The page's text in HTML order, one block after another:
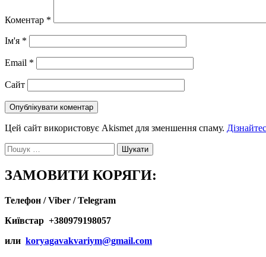
Коментар *
Ім'я *
Email *
Сайт
Цей сайт використовує Akismet для зменшення спаму.
Пошук:
ЗАМОВИТИ КОРЯГИ:
Телефон / Viber / Telegram
Київстар +380979198057
или koryagavakvariym@gmail.com